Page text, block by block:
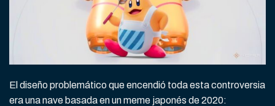
El diseño problemático que encendió toda esta controversia
era una nave basada en un meme japonés de 2020: